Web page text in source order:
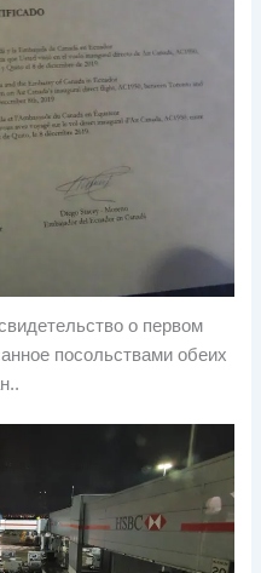
о первом
посольствами обеих